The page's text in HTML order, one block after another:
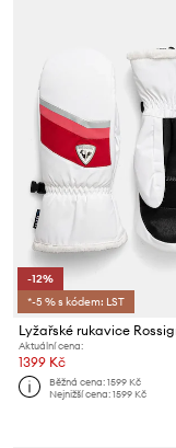
-12%
*-5 % s kódem: LST
Aktuální cena:
1399 Kč
Běžná cena:1599 Kč
Nejnižší cena:1599 Kč